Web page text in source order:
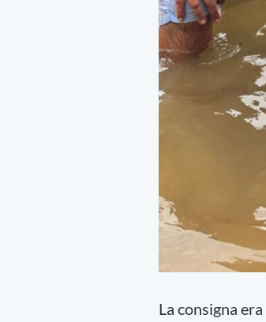
La consigna era